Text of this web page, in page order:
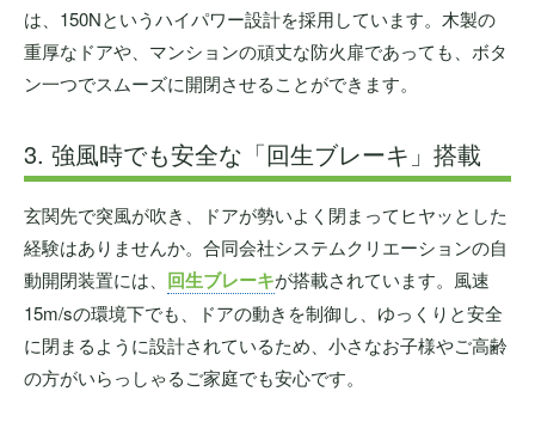
は、150Nというハイパワー設計を採用しています。木製の
重厚なドアや、マンションの頑丈な防火扉であっても、ボタ
ン一つでスムーズに開閉させることができます。
3. 強風時でも安全な「回生ブレーキ」搭載
玄関先で突風が吹き、ドアが勢いよく閉まってヒヤッとした
経験はありませんか。合同会社システムクリエーションの自
動開閉装置には、 回生ブレーキが搭載されています。風速
15m/sの環境下でも、ドアの動きを制御し、ゆっくりと安全
に閉まるように設計されているため、小さなお子様やご高齢
の方がいらっしゃるご家庭でも安心です。